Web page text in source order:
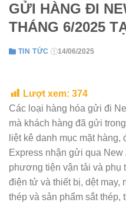
GỬI HÀNG ĐI
THÁNG 6/2025
TIN TỨC 14/06/2025
Lượt xem: 374
Các loại hàng hóa gửi đi
mà khách hàng đã gửi
liệt kê danh mục mặt
Express nhận gửi qua
phương tiện vận tải và phụ
điện tử và thiết bị, dệt may,
thép và sản phẩm sắt thép,